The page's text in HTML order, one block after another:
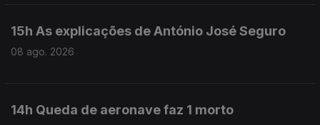
15h As explicações de António José Seguro
08 ago. 2026
14h Queda de aeronave faz 1 morto